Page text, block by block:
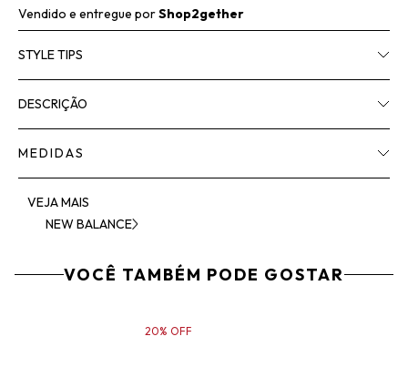
Vendido e entregue porShop2gether
STYLE TIPS
DESCRIÇÃO
MEDIDAS
VEJA MAIS
NEW BALANCE
VOCÊ TAMBÉM PODE GOSTAR
20% OFF